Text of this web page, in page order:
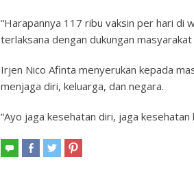
“Harapannya 117 ribu vaksin per hari di
terlaksana dengan dukungan masyarakat
Irjen Nico Afinta menyerukan kepada
menjaga diri, keluarga, dan negara.
“Ayo jaga kesehatan diri, jaga